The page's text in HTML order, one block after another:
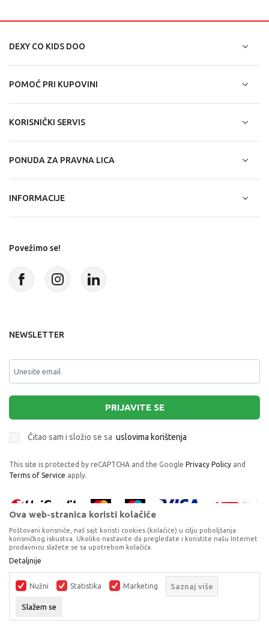
DEXY CO KIDS DOO
POMOĆ PRI KUPOVINI
KORISNIČKI SERVIS
PONUDA ZA PRAVNA LICA
INFORMACIJE
Povežimo se!
NEWSLETTER
PRIJAVITE SE
Čitao sam i složio se sa uslovima korištenja
This site is protected by reCAPTCHA and the Google Privacy Policy and
Terms of Service apply.
Proizvode na sajtu nastojimo da opišemo što je preciznije moguće, ali ne
možemo garantovati da su svi podaci i fotografije, navedeni u okrviru
proizvoda, u potpunosti kompletni i bez grešaka. Svi artikli prikazani na
sajtu su dio naše ponude, ali ne podrazumijeva da su dostupni u svakom
Ova web-stranica koristi kolačiće
Poštovani korisniče, naš sajt koristi cookies (kolačiće) u cilju poboljšanja
korisničkog iskustva. Ukoliko nastavite da pregledate i koristite našu Internet
prodavnicu slažete se sa upotrebom kolačića.
Detaljnije
Nužni Statistika Marketing Saznaj više
Slažem se